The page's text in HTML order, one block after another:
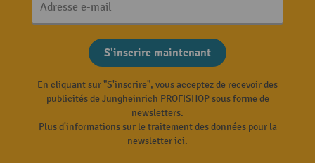
Adresse e-mail
S'inscrire maintenant
En cliquant sur "S'inscrire", vous acceptez de recevoir des
publicités de Jungheinrich PROFISHOP sous forme de
newsletters.
Plus d'informations sur le traitement des données pour la
newsletterici.